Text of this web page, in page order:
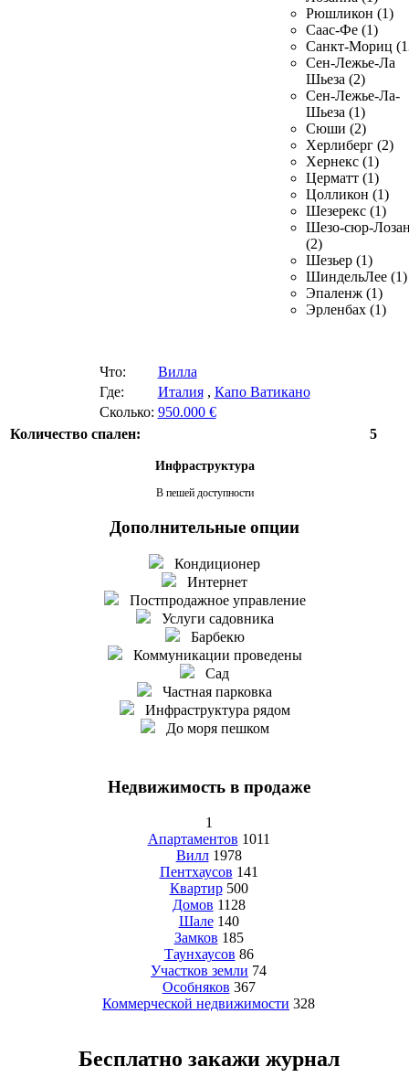
Рюшликон (1)
Саас-Фе (1)
Санкт-Мориц
Сен-Лежье-Ла
Шьеза (2)
Сен-Лежье-Ла-
Шьеза (1)
Сюши (2)
Херлиберг (2)
Хернекс (1)
Церматт (1)
Цолликон (1)
Шезерекс (1)
Шезо-сюр-
(2)
Шезьер (1)
ШиндельЛее (1)
Эпаленж (1)
Эрленбах (1)
Что:
Вилла
Где:
Италия, Капо Ватикано
Сколько: 950.000 €
Количество спален:
5
Инфраструктура
В пешей доступности
Дополнительные опции
Кондиционер
Интернет
Постпродажное управление
Услуги садовника
Барбекю
Коммуникации проведены
Сад
Частная парковка
Инфраструктура рядом
До моря пешком
Недвижимость в продаже
1
Апартаментов 1011
Вилл 1978
Пентхаусов 141
Квартир 500
Домов 1128
Шале 140
Замков 185
Таунхаусов 86
Участков земли 74
Особняков 367
Коммерческой недвижимости 328
Бесплатно закажи журнал